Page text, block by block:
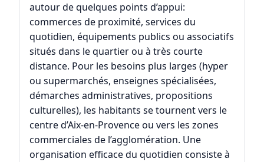
autour de quelques points d’appui:
commerces de proximité, services du
quotidien, équipements publics ou associatifs
situés dans le quartier ou à très courte
distance. Pour les besoins plus larges (hyper
ou supermarchés, enseignes spécialisées,
démarches administratives, propositions
culturelles), les habitants se tournent vers le
centre d’Aix-en-Provenceou vers les zones
commerciales de l’agglomération. Une
organisation efficace du quotidien consiste à